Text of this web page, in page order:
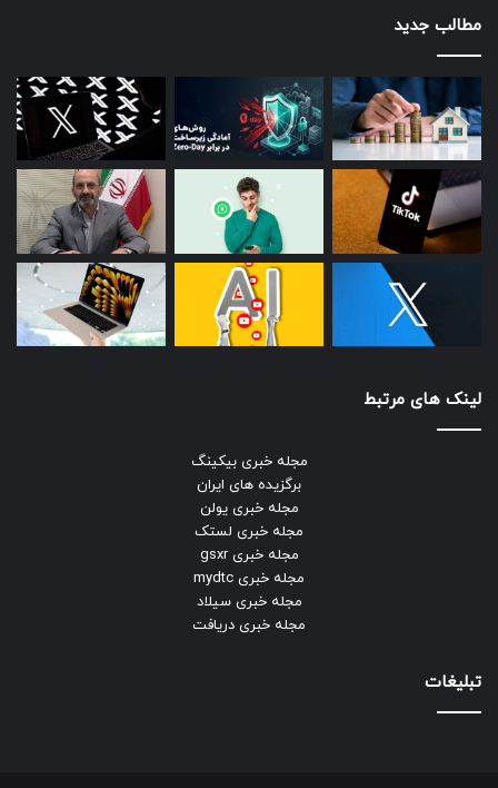
مطالب جدید
لینک های مرتبط
مجله خبری بیکینگ
برگزیده های ایران
مجله خبری یولن
مجله خبری لستک
مجله خبری gsxr
مجله خبری mydtc
مجله خبری سیلاد
مجله خبری دریافت
تبلیغات